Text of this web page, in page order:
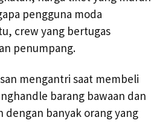
pengguna moda
crew yang bertugas
penumpang.
mengantri saat membeli
barang bawaan dan
dengan banyak orang yang